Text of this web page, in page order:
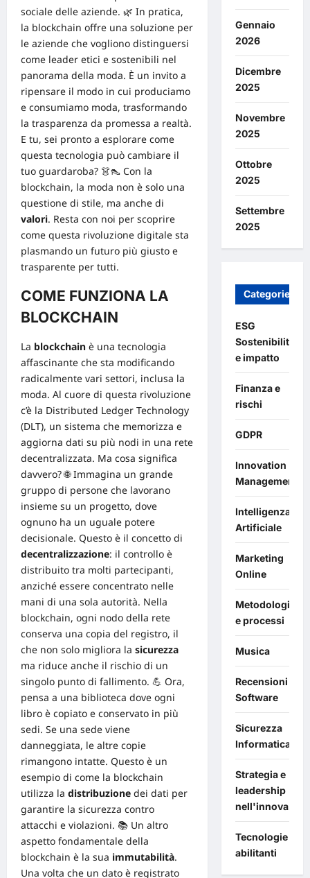
sociale delle aziende. 🌿 In pratica,
la blockchain offre una soluzione per
le aziende che vogliono distinguersi
come leader etici e sostenibili nel
panorama della moda. È un invito a
ripensare il modo in cui produciamo
e consumiamo moda, trasformando
la trasparenza da promessa a realtà.
E tu, sei pronto a esplorare come
questa tecnologia può cambiare il
tuo guardaroba? 👗👠 Con la
blockchain, la moda non è solo una
questione di stile, ma anche di
valori. Resta con noi per scoprire
come questa rivoluzione digitale sta
plasmando un futuro più giusto e
trasparente per tutti.
COME FUNZIONA LA
BLOCKCHAIN
La blockchain è una tecnologia
affascinante che sta modificando
radicalmente vari settori, inclusa la
moda. Al cuore di questa rivoluzione
c’è la Distributed Ledger Technology
(DLT), un sistema che memorizza e
aggiorna dati su più nodi in una rete
decentralizzata. Ma cosa significa
davvero? 🌐 Immagina un grande
gruppo di persone che lavorano
insieme su un progetto, dove
ognuno ha un uguale potere
decisionale. Questo è il concetto di
decentralizzazione: il controllo è
distribuito tra molti partecipanti,
anziché essere concentrato nelle
mani di una sola autorità. Nella
blockchain, ogni nodo della rete
conserva una copia del registro, il
che non solo migliora la sicurezza
ma riduce anche il rischio di un
singolo punto di fallimento. 💪 Ora,
pensa a una biblioteca dove ogni
libro è copiato e conservato in più
sedi. Se una sede viene
danneggiata, le altre copie
rimangono intatte. Questo è un
esempio di come la blockchain
utilizza la distribuzione dei dati per
garantire la sicurezza contro
attacchi e violazioni. 📚 Un altro
aspetto fondamentale della
blockchain è la sua immutabilità.
Una volta che un dato è registrato
Gennaio
2026
Dicembre
2025
Novembre
2025
Ottobre
2025
Settembre
2025
Categories
ESG
Sostenibilità
e impatto
Finanza e
rischi
GDPR
Innovation
Management
Intelligenza
Artificiale
Marketing
Online
Metodologie
e processi
Musica
Recensioni
Software
Sicurezza
Informatica
Strategia e
leadership
Tecnologie
abilitanti